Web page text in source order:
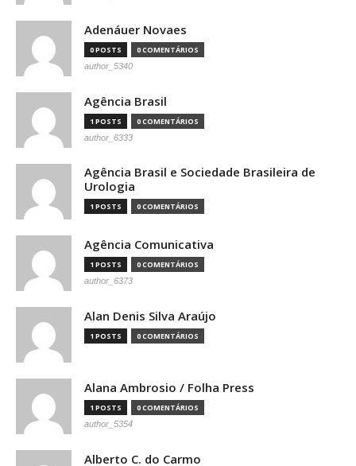
Adenáuer Novaes
0 POSTS 0 COMENTÁRIOS
author_5340
Agência Brasil
1 POSTS 0 COMENTÁRIOS
author_6333
Agência Brasil e Sociedade Brasileira de
Urologia
1 POSTS 0 COMENTÁRIOS
Agência Comunicativa
1 POSTS 0 COMENTÁRIOS
author_6373
Alan Denis Silva Araújo
1 POSTS 0 COMENTÁRIOS
Alana Ambrosio / Folha Press
1 POSTS 0 COMENTÁRIOS
author_5354
Alberto C. do Carmo